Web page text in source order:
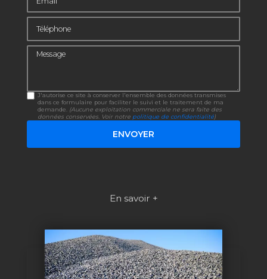
Téléphone
Message
J'autorise ce site à conserver l'ensemble des données transmises
dans ce formulaire pour faciliter le suivi et le traitement de ma
demande. (Aucune exploitation commerciale ne sera faite des
données conservées. Voir notre politique de confidentialité)
En savoir +